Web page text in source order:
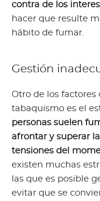
contra de los
hacer que resulte
hábito de fumar.
Gestión
Otro de los factores
tabaquismo es el
personas suelen
afrontar y superar
tensiones del
existen muchas
las que es posible
evitar que se